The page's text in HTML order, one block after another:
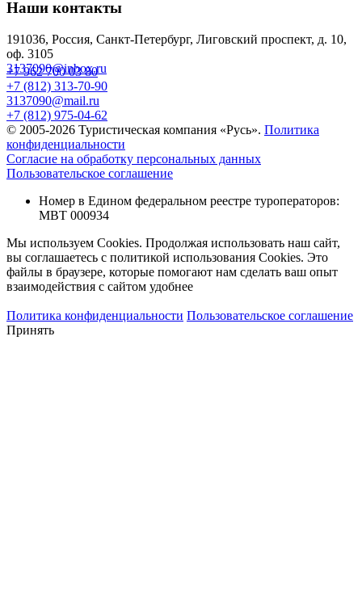
Наши контакты
191036, Россия, Санкт-Петербург, Лиговский проспект, д. 10,
оф. 3105
3137090@inbox.ru
+7 962 700 03 80
+7 (812) 313-70-90
3137090@mail.ru
+7 (812) 975-04-62
© 2005-2026 Туристическая компания «Русь». Политика
конфиденциальности
Согласие на обработку персональных данных
Пользовательское соглашение
Номер в Едином федеральном реестре туроператоров:
МВТ 000934
Мы используем Cookies. Продолжая использовать наш сайт,
вы соглашаетесь с политикой использования Cookies. Это
файлы в браузере, которые помогают нам сделать ваш опыт
взаимодействия с сайтом удобнее
Политика конфиденциальности Пользовательское соглашение
Принять